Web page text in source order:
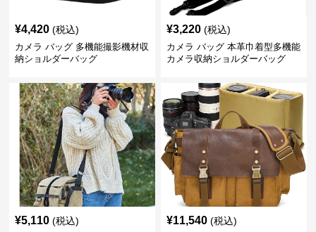
¥4,420 (税込)
カメラ バッグ 多機能撮影機材収
納ショルダーバッグ
¥3,220 (税込)
カメラ バッグ 本革巾着型多機能
カメラ収納ショルダーバッグ
¥5,110 (税込) ¥11,540 (税込)